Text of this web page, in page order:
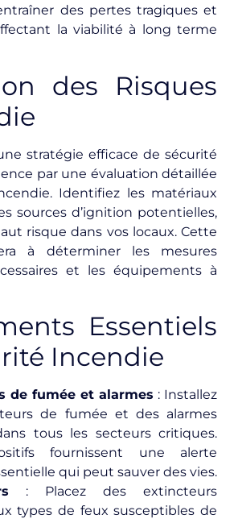
des pertes tragiques et
la viabilité à long terme
des Risques
stratégie efficace de sécurité
par une évaluation détaillée
Identifiez les matériaux
sources d’ignition potentielles,
risque dans vos locaux. Cette
à déterminer les mesures
et les équipements à
Essentiels
Incendie
de fumée et alarmes : Installez
de fumée et des alarmes
tous les secteurs critiques.
fournissent une alerte
qui peut sauver des vies.
: Placez des extincteurs
types de feux susceptibles de